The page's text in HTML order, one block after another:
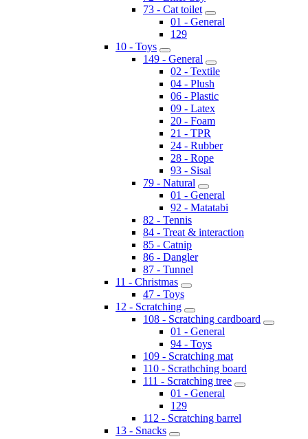
73 - Cat toilet
01 - General
129
10 - Toys
149 - General
02 - Textile
04 - Plush
06 - Plastic
09 - Latex
20 - Foam
21 - TPR
24 - Rubber
28 - Rope
93 - Sisal
79 - Natural
01 - General
92 - Matatabi
82 - Tennis
84 - Treat & interaction
85 - Catnip
86 - Dangler
87 - Tunnel
11 - Christmas
47 - Toys
12 - Scratching
108 - Scratching cardboard
01 - General
94 - Toys
109 - Scratching mat
110 - Scrathching board
111 - Scratching tree
01 - General
129
112 - Scratching barrel
13 - Snacks